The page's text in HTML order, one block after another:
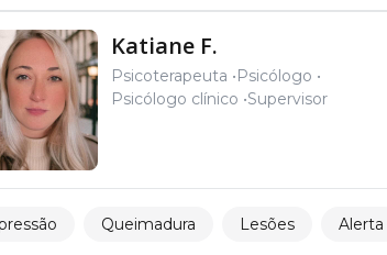
Katiane F.
Psicoterapeuta
Psicólogo
Psicólogo clínico Supervisor
Queimadura Lesões Alerta